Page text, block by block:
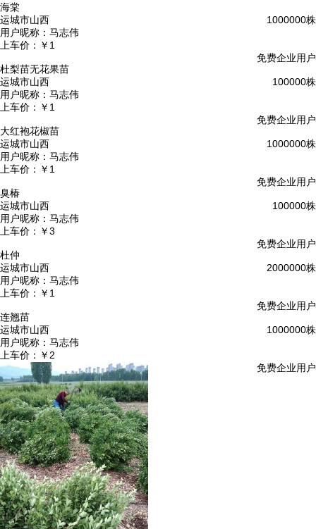
海棠
1000000株
运城市山西
用户昵称： 马志伟
上车价： ￥1
免费企业用户
杜梨苗无花果苗
100000株
运城市山西
用户昵称： 马志伟
上车价： ￥1
免费企业用户
大红袍花椒苗
1000000株
运城市山西
用户昵称： 马志伟
上车价： ￥1
免费企业用户
臭椿
100000株
运城市山西
用户昵称： 马志伟
上车价： ￥3
免费企业用户
杜仲
2000000株
运城市山西
用户昵称： 马志伟
上车价： ￥1
免费企业用户
连翘苗
1000000株
运城市山西
用户昵称： 马志伟
上车价： ￥2
免费企业用户